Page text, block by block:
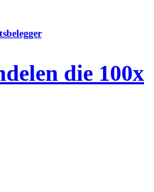
die 100x